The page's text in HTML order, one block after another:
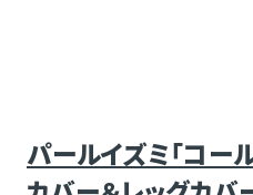
パールイズミ「コー